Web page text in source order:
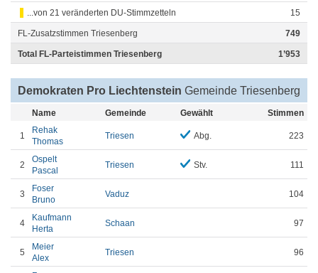
...von 21 veränderten DU-Stimmzetteln 15
FL-Zusatzstimmen Triesenberg 749
Total FL-Parteistimmen Triesenberg 1’953
Demokraten Pro Liechtenstein Gemeinde Triesenberg
Name Gemeinde Gewählt Stimmen
1
Rehak
Thomas
Triesen Abg. 223
2
Ospelt
Pascal
Triesen Stv. 111
3
Foser
Bruno
Vaduz 104
4
Kaufmann
Herta
Schaan 97
5
Meier
Alex
Triesen 96